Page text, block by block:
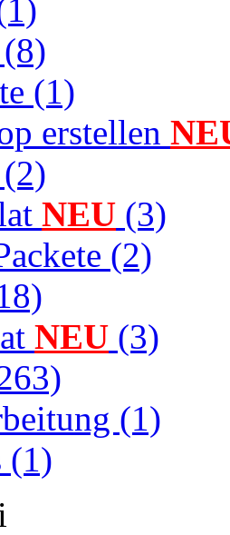
(1)
erstellen
NEU (3)
(2)
NEU (3)
(1)
(1)